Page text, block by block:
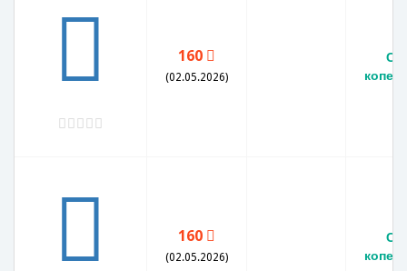
160
(02.05.2026)
160
(02.05.2026)